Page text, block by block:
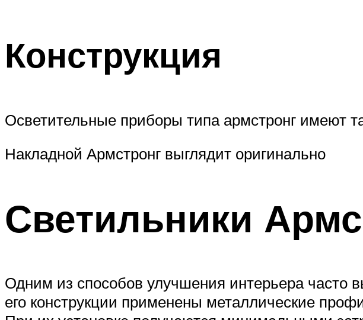
Конструкция
Осветительные приборы типа армстронг имеют
Накладной Армстронг выглядит оригинально
Светильники
Одним из способов улучшения интерьера часто
его конструкции применены металлические